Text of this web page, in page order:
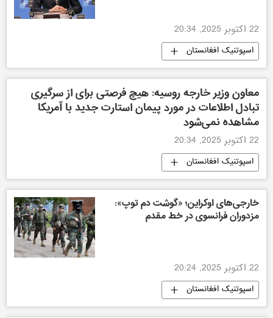
22 اکتوبر 2025, 20:34
اسپوتنیک افغانستان
معاون وزیر خارجه روسیه: هیچ فرصتی برای از سرگیری
تبادل اطلاعات در مورد پیمان استارت جدید با آمریکا
مشاهده نمی‌شود
22 اکتوبر 2025, 20:34
اسپوتنیک افغانستان
خارجی‌های اوکراین؛ «گوشت دم توپ»:
مزدوران فرانسوی در خط مقدم
22 اکتوبر 2025, 20:24
اسپوتنیک افغانستان